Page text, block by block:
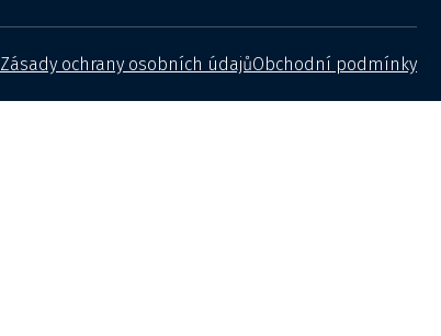
Zásady ochrany osobních údajůObchodní podmínky